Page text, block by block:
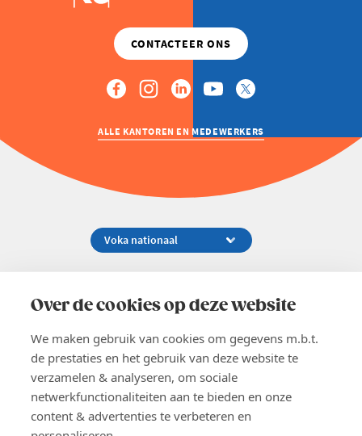
Over de cookies op deze website
We maken gebruik van cookies om gegevens m.b.t.
de prestaties en het gebruik van deze website te
verzamelen & analyseren, om sociale
netwerkfunctionaliteiten aan te bieden en onze
content & advertenties te verbeteren en
ALLE KANTOREN EN MEDEWERKERS
02 229 81 11
EN